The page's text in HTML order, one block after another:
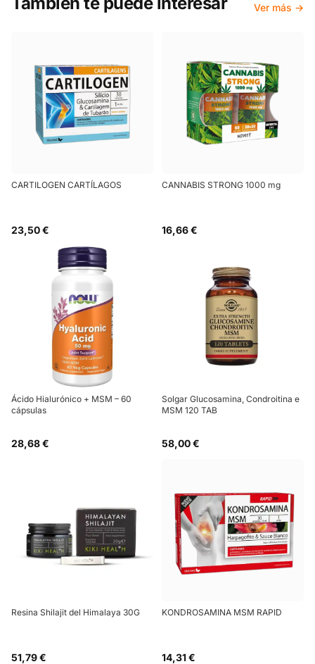
Ver más →
CARTILOGEN CARTÍLAGOS
23,50 €
CANNABIS STRONG 1000 mg
16,66 €
Ácido Hialurónico + MSM – 60
cápsulas
28,68 €
Solgar Glucosamina, Condroitina e
MSM 120 TAB
58,00 €
Resina Shilajit del Himalaya 30G
51,79 €
KONDROSAMINA MSM RAPID
14,31 €